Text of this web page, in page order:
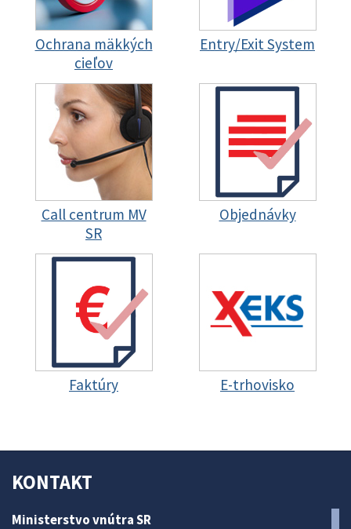
Ochrana mäkkých
cieľov
Entry/Exit System
Call centrum MV
SR
Objednávky
Faktúry E-trhovisko
KONTAKT
Ministerstvo vnútra SR